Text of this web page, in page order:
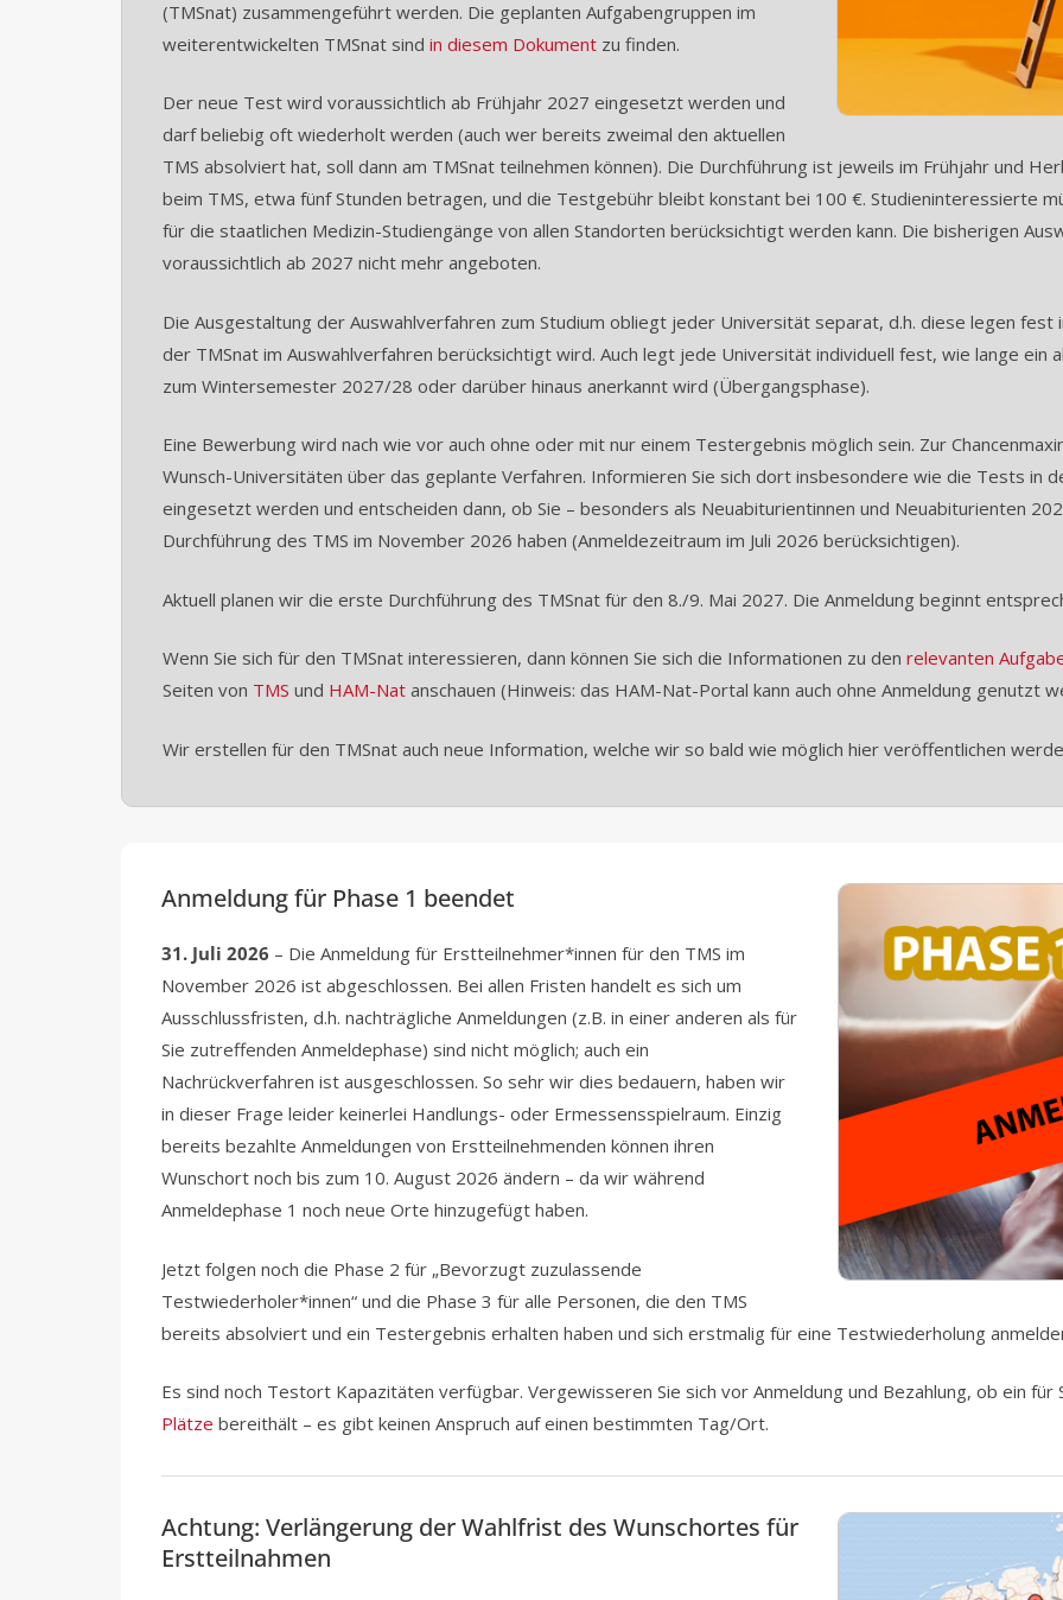
(TMSnat) zusammengeführt werden. Die geplanten Aufgabengruppen im
weiterentwickelten TMSnat sindin diesem Dokument zu finden.
Der neue Test wird voraussichtlich ab Frühjahr 2027 eingesetzt werden und
darf beliebig oft wiederholt werden (auch wer bereits zweimal den aktuellen
TMS absolviert hat, soll dann am TMSnat teilnehmen können). Die Durchführung ist jeweils im Frühjahr und
beim TMS, etwa fünf Stunden betragen, und die Testgebühr bleibt konstant bei 100 €. Studieninteressierte
für die staatlichen Medizin-Studiengänge von allen Standorten berücksichtigt werden kann. Die bisherigen
voraussichtlich ab 2027 nicht mehr angeboten.
Die Ausgestaltung der Auswahlverfahren zum Studium obliegt jeder Universität separat, d.h. diese legen fest
der TMSnat im Auswahlverfahren berücksichtigt wird. Auch legt jede Universität individuell fest, wie lange ein
zum Wintersemester 2027/28 oder darüber hinaus anerkannt wird (Übergangsphase).
Eine Bewerbung wird nach wie vor auch ohne oder mit nur einem Testergebnis möglich sein. Zur
Wunsch-Universitäten über das geplante Verfahren. Informieren Sie sich dort insbesondere wie die Tests in
eingesetzt werden und entscheiden dann, ob Sie – besonders als Neuabiturientinnen und Neuabiturienten
Durchführung des TMS im November 2026 haben (Anmeldezeitraum im Juli 2026 berücksichtigen).
Aktuell planen wir die erste Durchführung des TMSnat für den 8./9. Mai 2027. Die Anmeldung beginnt
Wenn Sie sich für den TMSnat interessieren, dann können Sie sich die Informationen zu denrelevanten
Seiten von TMS und HAM-Nat anschauen (Hinweis: das HAM-Nat-Portal kann auch ohne Anmeldung genutzt
Wir erstellen für den TMSnat auch neue Information, welche wir so bald wie möglich hier veröffentlichen
Anmeldung für Phase 1 beendet
31. Juli 2026 – Die Anmeldung für Erstteilnehmer*innen für den TMS im
November 2026 ist abgeschlossen. Bei allen Fristen handelt es sich um
Ausschlussfristen, d.h. nachträgliche Anmeldungen (z.B. in einer anderen als für
Sie zutreffenden Anmeldephase) sind nicht möglich; auch ein
Nachrückverfahren ist ausgeschlossen. So sehr wir dies bedauern, haben wir
in dieser Frage leider keinerlei Handlungs- oder Ermessensspielraum. Einzig
bereits bezahlte Anmeldungen von Erstteilnehmenden können ihren
Wunschort noch bis zum 10. August 2026 ändern – da wir während
Anmeldephase 1 noch neue Orte hinzugefügt haben.
Jetzt folgen noch die Phase 2 für „Bevorzugt zuzulassende
Testwiederholer*innen“ und die Phase 3 für alle Personen, die den TMS
bereits absolviert und ein Testergebnis erhalten haben und sich erstmalig für eine Testwiederholung
Es sind noch Testort Kapazitäten verfügbar. Vergewisseren Sie sich vor Anmeldung und Bezahlung, ob ein
Plätze bereithält – es gibt keinen Anspruch auf einen bestimmten Tag/Ort.
Achtung: Verlängerung der Wahlfrist des Wunschortes für
Erstteilnahmen